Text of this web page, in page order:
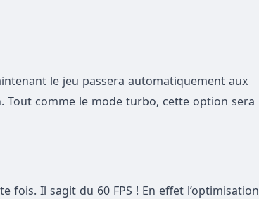
le jeu passera automatiquement aux
Tout comme le mode turbo, cette option sera
fois. Il sagit du 60 FPS ! En effet l’optimisation